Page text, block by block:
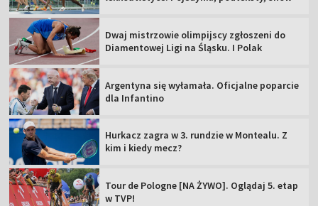
Dwaj mistrzowie olimpijscy zgłoszeni do
Diamentowej Ligi na Śląsku. I Polak
Argentyna się wyłamała. Oficjalne poparcie
dla Infantino
Hurkacz zagra w 3. rundzie w Montealu. Z
kim i kiedy mecz?
Tour de Pologne [NA ŻYWO]. Oglądaj 5. etap
w TVP!